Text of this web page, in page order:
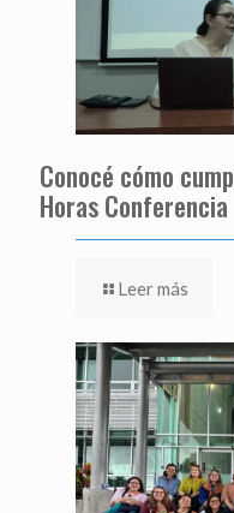
Conocé cómo
Horas Conferencia
Leer más